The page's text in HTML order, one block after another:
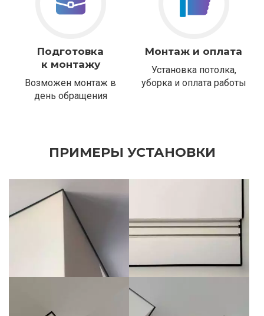
Подготовка
к монтажу
Возможен монтаж в
день обращения
Монтаж и оплата
Установка потолка,
уборка и оплата работы
ПРИМЕРЫ УСТАНОВКИ